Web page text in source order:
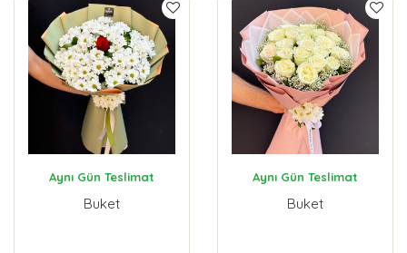
Aynı Gün Teslimat
Buket
Aynı Gün Teslimat
Buket